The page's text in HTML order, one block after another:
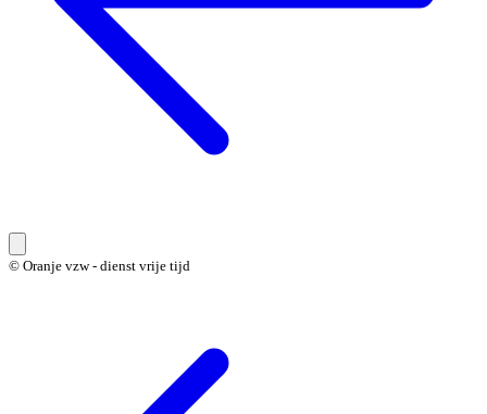
© Oranje vzw - dienst vrije tijd